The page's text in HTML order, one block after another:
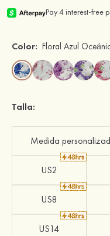
Color: Floral Azul
Talla:
Medida
US2
US8
US14